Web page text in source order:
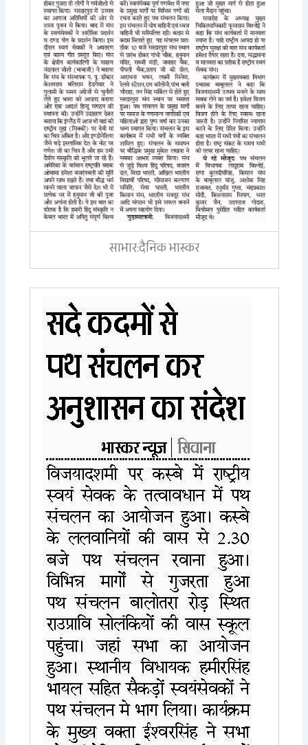
साभार:दैनिक भास्कर